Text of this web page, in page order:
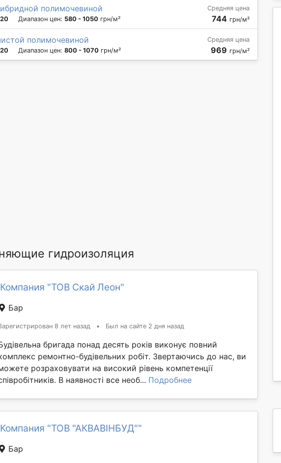
полимочевиной
20 Диапазон цен: 580 - 1050 грн/м²
Средняя цена
744 грн/м²
полимочевиной
20 Диапазон цен: 800 - 1070 грн/м²
Средняя цена
969 грн/м²
гидроизоляция
Компания "ТОВ Скай Леон"
Бар
8 лет назад • Был на сайте 2 дня назад
бригада понад десять років виконує повний
ремонтно-будівельних робіт. Звертаючись до нас, ви
розраховувати на високий рівень компетенції
В наявності все необ... Подробнее
Компания "ТОВ "АКВАВІНБУД""
Бар